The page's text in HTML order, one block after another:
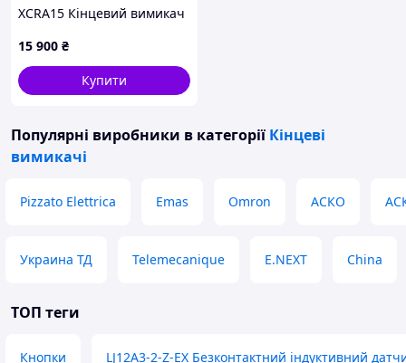
XCRA15 Кінцевий вимикач
15 900 ₴
Купити
Популярні виробники в категорії Кінцеві
вимикачі
Pizzato Elettrica Emas Omron АСКО
Украина ТД Telemecanique E.NEXT China
ТОП теги
Кнопки LJ12A3-2-Z-EX Безконтактний індуктивний